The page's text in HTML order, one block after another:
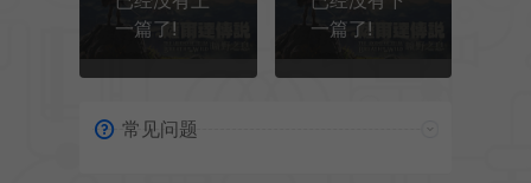
一篇了!
一篇了!
常见问题